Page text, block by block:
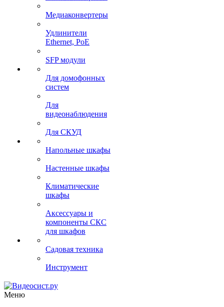
Медиаконвертеры
Удлинители
Ethernet, PoE
SFP модули
Для домофонных
систем
Для
видеонаблюдения
Для СКУД
Напольные шкафы
Настенные шкафы
Климатические
шкафы
Аксессуары и
компоненты СКС
для шкафов
Садовая техника
Инструмент
Меню